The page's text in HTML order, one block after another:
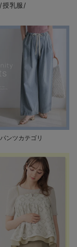
授乳服/
ンツカテゴリ